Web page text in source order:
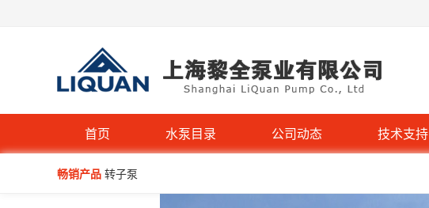
首页 水泵目录 公司动态 技术支持
畅销产品 转子泵
IHG立式管道离心泵-不锈钢IHGB